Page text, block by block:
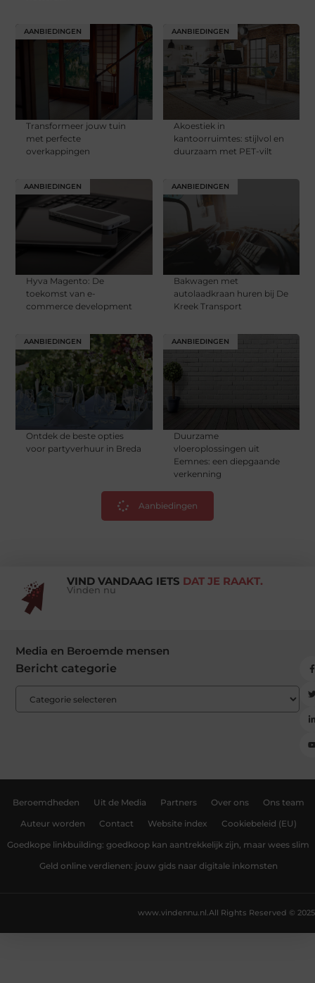
AANBIEDINGEN
Transformeer jouw tuin
met perfecte
overkappingen
AANBIEDINGEN
Akoestiek in
kantoorruimtes: stijlvol en
duurzaam met PET-vilt
AANBIEDINGEN
Hyva Magento: De
toekomst van e-
commerce development
AANBIEDINGEN
Bakwagen met
autolaadkraan huren bij De
Kreek Transport
AANBIEDINGEN
Ontdek de beste opties
voor partyverhuur in Breda
AANBIEDINGEN
Duurzame
vloeroplossingen uit
Eemnes: een diepgaande
verkenning
Aanbiedingen
VIND VANDAAG IETS DAT JE RAAKT.
Vinden nu
Media en Beroemde mensen
Bericht categorie
Beroemdheden Uit de Media Partners Over ons Ons team
Auteur worden Contact Website index Cookiebeleid (EU)
Goedkope linkbuilding: goedkoop kan aantrekkelijk zijn, maar wees slim
Geld online verdienen: jouw gids naar digitale inkomsten
All Rights Reserved © 2025
www.vindennu.nl.